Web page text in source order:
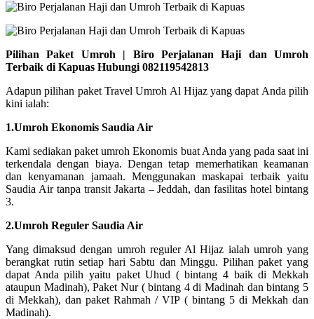
Pilihan Paket Umroh | Biro Perjalanan Haji dan Umroh
Terbaik di Kapuas Hubungi 082119542813
Adapun pilihan paket Travel Umroh Al Hijaz yang dapat Anda pilih
kini ialah:
1.Umroh Ekonomis Saudia Air
Kami sediakan paket umroh Ekonomis buat Anda yang pada saat ini
terkendala dengan biaya. Dengan tetap memerhatikan keamanan
dan kenyamanan jamaah. Menggunakan maskapai terbaik yaitu
Saudia Air tanpa transit Jakarta – Jeddah, dan fasilitas hotel bintang
3.
2.Umroh Reguler Saudia Air
Yang dimaksud dengan umroh reguler Al Hijaz ialah umroh yang
berangkat rutin setiap hari Sabtu dan Minggu. Pilihan paket yang
dapat Anda pilih yaitu paket Uhud ( bintang 4 baik di Mekkah
ataupun Madinah), Paket Nur ( bintang 4 di Madinah dan bintang 5
di Mekkah), dan paket Rahmah / VIP ( bintang 5 di Mekkah dan
Madinah).